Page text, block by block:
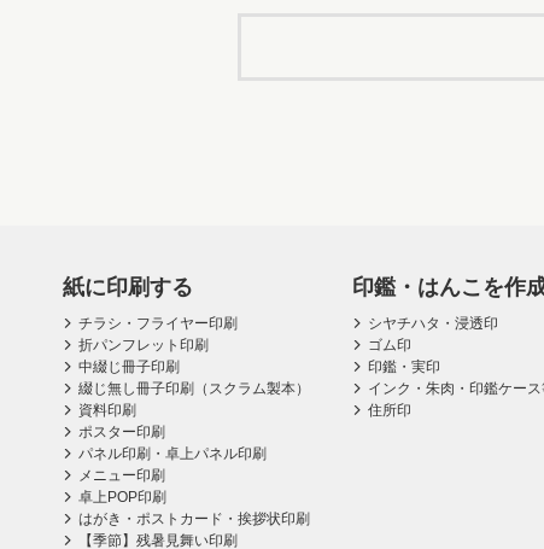
紙に印刷する
チラシ・フライヤー印刷
折パンフレット印刷
中綴じ冊子印刷
綴じ無し冊子印刷（スクラム製本）
資料印刷
ポスター印刷
パネル印刷・卓上パネル印刷
メニュー印刷
卓上POP印刷
はがき・ポストカード・挨拶状印刷
【季節】残暑見舞い印刷
印鑑・はんこを作
シヤチハタ・浸透印
ゴム印
印鑑・実印
インク・朱肉・印鑑ケー
住所印